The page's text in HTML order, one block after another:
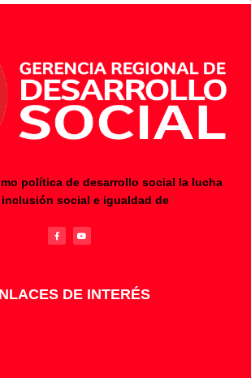
política de desarrollo social la lucha
social e igualdad de
c
e
b
u
t
u
DE INTERÉS